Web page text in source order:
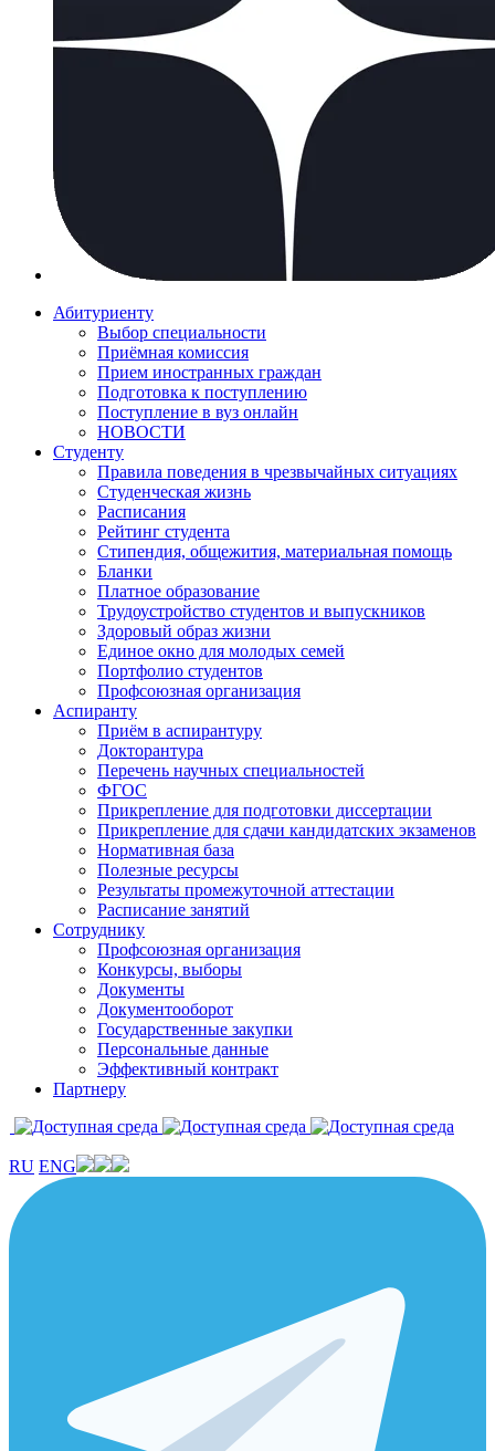
Абитуриенту
Выбор специальности
Приёмная комиссия
Прием иностранных граждан
Подготовка к поступлению
Поступление в вуз онлайн
НОВОСТИ
Студенту
Правила поведения в чрезвычайных ситуациях
Студенческая жизнь
Расписания
Рейтинг студента
Стипендия, общежития, материальная помощь
Бланки
Платное образование
Трудоустройство студентов и выпускников
Здоровый образ жизни
Единое окно для молодых семей
Портфолио студентов
Профсоюзная организация
Аспиранту
Приём в аспирантуру
Докторантура
Перечень научных специальностей
ФГОС
Прикрепление для подготовки диссертации
Прикрепление для сдачи кандидатских экзаменов
Нормативная база
Полезные ресурсы
Результаты промежуточной аттестации
Расписание занятий
Сотруднику
Профсоюзная организация
Конкурсы, выборы
Документы
Документооборот
Государственные закупки
Персональные данные
Эффективный контракт
Партнеру
RU ENG